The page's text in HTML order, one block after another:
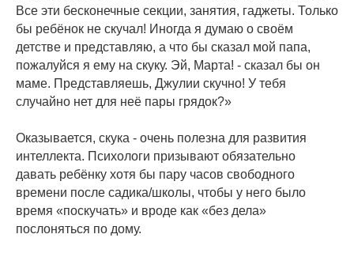
Все эти бесконечные секции, занятия, гаджеты. Только
бы ребёнок не скучал! Иногда я думаю о своём
детстве и представляю, а что бы сказал мой папа,
пожалуйся я ему на скуку. Эй, Марта! - сказал бы он
маме. Представляешь, Джулии скучно! У тебя
случайно нет для неё пары грядок?»
Оказывается, скука - очень полезна для развития
интеллекта. Психологи призывают обязательно
давать ребёнку хотя бы пару часов свободного
времени после садика/школы, чтобы у него было
время «поскучать» и вроде как «без дела»
послоняться по дому.